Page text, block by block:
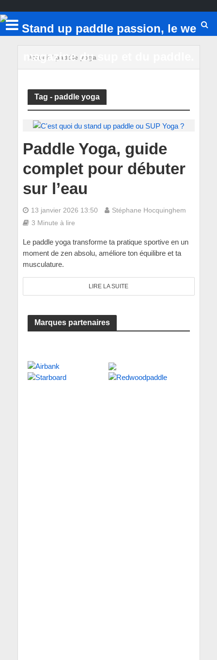
Accueil/ paddle yoga
Tag - paddle yoga
Paddle Yoga, guide
complet pour débuter
sur l’eau
13 janvier 2026 13:50
Stéphane Hocquinghem
3 Minute à lire
Le paddle yoga transforme ta pratique sportive en un
moment de zen absolu, améliore ton équilibre et ta
musculature.
LIRE LA SUITE
Marques partenaires